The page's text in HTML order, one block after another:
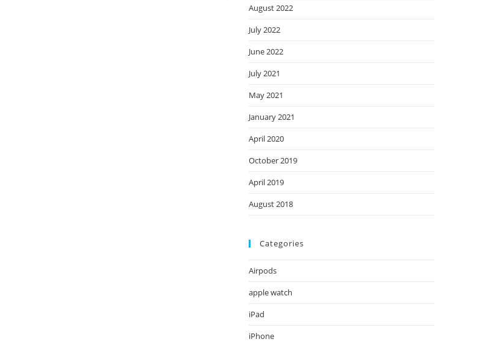
August 2022
July 2022
June 2022
July 2021
May 2021
January 2021
April 2020
October 2019
April 2019
August 2018
Categories
Airpods
apple watch
iPad
iPhone